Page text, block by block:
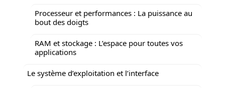
Processeur et performances : La puissance au
bout des doigts
RAM et stockage : L’espace pour toutes vos
applications
Le système d’exploitation et l’interface